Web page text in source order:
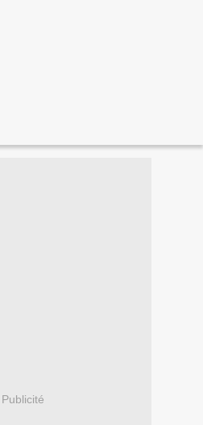
Publicité